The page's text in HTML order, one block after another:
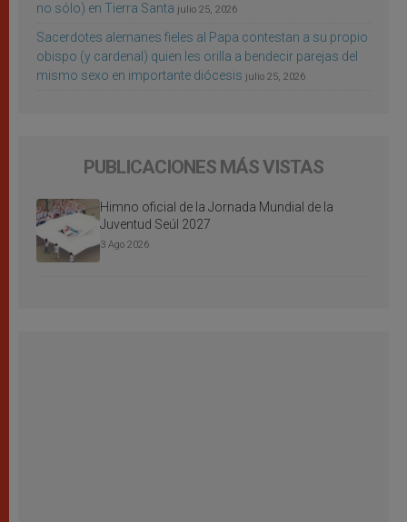
no sólo) en Tierra Santa julio 25, 2026
Sacerdotes alemanes fieles al Papa contestan a su propio
obispo (y cardenal) quien les orilla a bendecir parejas del
mismo sexo en importante diócesis julio 25, 2026
PUBLICACIONES MÁS VISTAS
Himno oficial de la Jornada Mundial de la
Juventud Seúl 2027
3 Ago 2026